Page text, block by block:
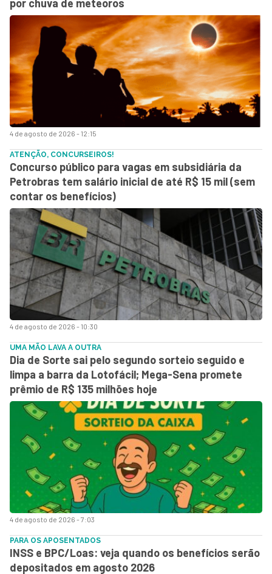
4 de agosto de 2026 - 12:15
por chuva de meteoros
4 de agosto de 2026 - 10:30
ATENÇÃO, CONCURSEIROS!
Concurso público para vagas em subsidiária da
Petrobras tem salário inicial de até R$ 15 mil (sem
contar os benefícios)
4 de agosto de 2026 - 7:03
UMA MÃO LAVA A OUTRA
Dia de Sorte sai pelo segundo sorteio seguido e
limpa a barra da Lotofácil; Mega-Sena promete
prêmio de R$ 135 milhões hoje
PARA OS APOSENTADOS
INSS e BPC/Loas: veja quando os benefícios serão
depositados em agosto 2026